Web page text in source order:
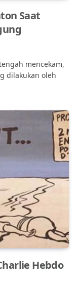
Saat
mencekam,
dilakukan oleh
Hebdo